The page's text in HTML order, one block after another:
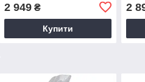
2 949₴
Купити
2